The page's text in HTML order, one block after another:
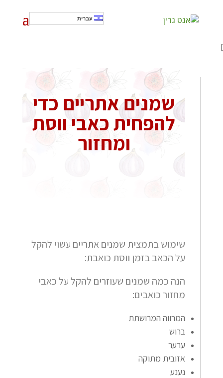
]
עברית
שמנים אתריים כדי
להפחית כאבי ווסת
ומחזור
שימוש בתמצית שמנים אתריים עשוי להקל
על הכאב בזמן ווסת כואבת:
הנה כמה שמנים שעוזרים להקל על כאבי
מחזור כואבים:
המרווה המרושתת
ברוש
ערער
אזובית מתוקה
נענע